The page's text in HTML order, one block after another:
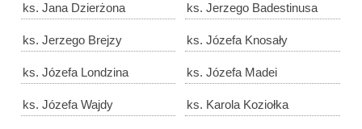
ks. Jana Dzierżona ks. Jerzego Badestinusa
ks. Jerzego Brejzy ks. Józefa Knosały
ks. Józefa Londzina ks. Józefa Madei
ks. Józefa Wajdy ks. Karola Koziołka